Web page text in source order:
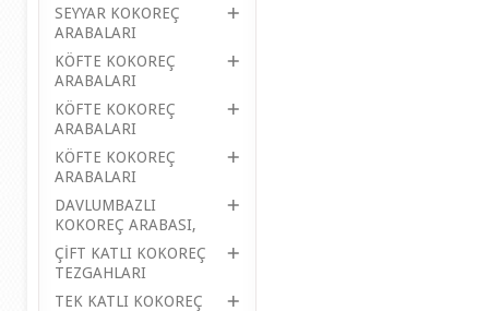
SEYYAR KOKOREÇ
ARABALARI
KÖFTE KOKOREÇ
ARABALARI
KÖFTE KOKOREÇ
ARABALARI
KÖFTE KOKOREÇ
ARABALARI
DAVLUMBAZLI
KOKOREÇ ARABASI,
ÇİFT KATLI KOKOREÇ
TEZGAHLARI
TEK KATLI KOKOREÇ